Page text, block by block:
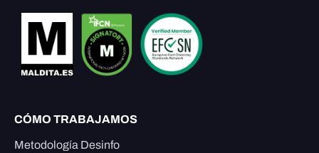
CÓMO TRABAJAMOS
Metodología Desinfo